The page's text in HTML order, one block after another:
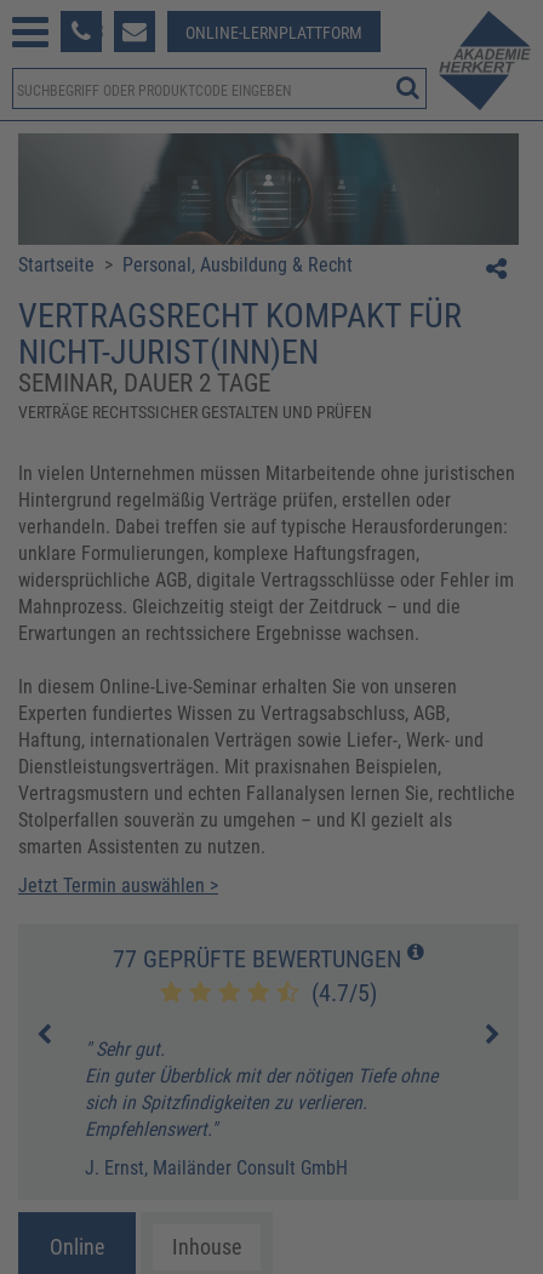
381-123 ONLINE-LERNPLATTFORM
Startseite > Personal, Ausbildung & Recht
VERTRAGSRECHT KOMPAKT FÜR
NICHT-JURIST(INN)EN
SEMINAR, DAUER 2 TAGE
VERTRÄGE RECHTSSICHER GESTALTEN UND PRÜFEN
In vielen Unternehmen müssen Mitarbeitende ohne juristischen
Hintergrund regelmäßig Verträge prüfen, erstellen oder
verhandeln. Dabei treffen sie auf typische Herausforderungen:
unklare Formulierungen, komplexe Haftungsfragen,
widersprüchliche AGB, digitale Vertragsschlüsse oder Fehler im
Mahnprozess. Gleichzeitig steigt der Zeitdruck – und die
Erwartungen an rechtssichere Ergebnisse wachsen.
In diesem Online-Live-Seminar erhalten Sie von unseren
Experten fundiertes Wissen zu Vertragsabschluss, AGB,
Haftung, internationalen Verträgen sowie Liefer-, Werk- und
Dienstleistungsverträgen. Mit praxisnahen Beispielen,
Vertragsmustern und echten Fallanalysen lernen Sie, rechtliche
Stolperfallen souverän zu umgehen – und KI gezielt als
smarten Assistenten zu nutzen.
Jetzt Termin auswählen >
77 GEPRÜFTE BEWERTUNGEN
(4.7/5)
" Sehr gut.
Ein guter Überblick mit der nötigen Tiefe ohne
sich in Spitzfindigkeiten zu verlieren.
Empfehlenswert."
J. Ernst, Mailänder Consult GmbH
Online Inhouse